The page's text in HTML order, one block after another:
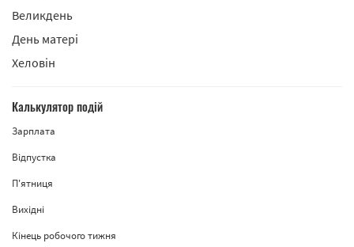
Великдень
День матері
Хеловін
Калькулятор подій
Зарплата
Відпустка
П'ятниця
Вихідні
Кінець робочого тижня